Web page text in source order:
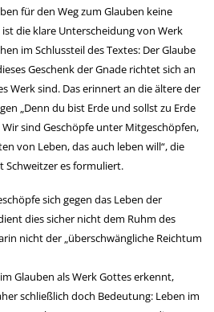
für den Weg zum Glauben keine
die klare Unterscheidung von Werk
im Schlussteil des Textes: Der Glaube
Geschenk der Gnade richtet sich an
Werk sind. Das erinnert an die ältere der
„Denn du bist Erde und sollst zu Erde
Wir sind Geschöpfe unter Mitgeschöpfen,
von Leben, das auch leben will“, die
Schweitzer es formuliert.
sich gegen das Leben der
dies sicher nicht dem Ruhm des
nicht der „überschwängliche Reichtum
Glauben als Werk Gottes erkennt,
schließlich doch Bedeutung: Leben im